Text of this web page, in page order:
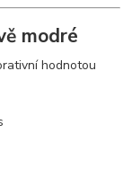
modré
hodnotou